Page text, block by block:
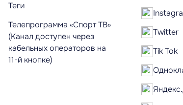
Теги
Телепрограмма «Спорт ТВ»
(Канал доступен через
кабельных операторов на
11-й кнопке)
Twitter
Tik Tok